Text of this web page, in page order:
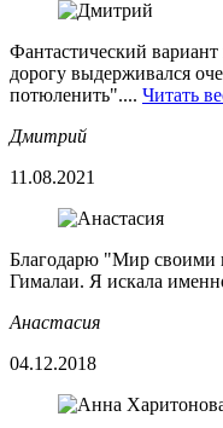
Фантастический
дорогу выдерживался
потюленить".... Читать
Дмитрий
11.08.2021
Благодарю "Мир своими
Гималаи. Я искала
Анастасия
04.12.2018